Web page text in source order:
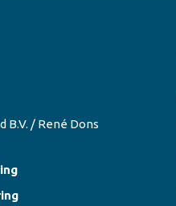
B.V. / René Dons